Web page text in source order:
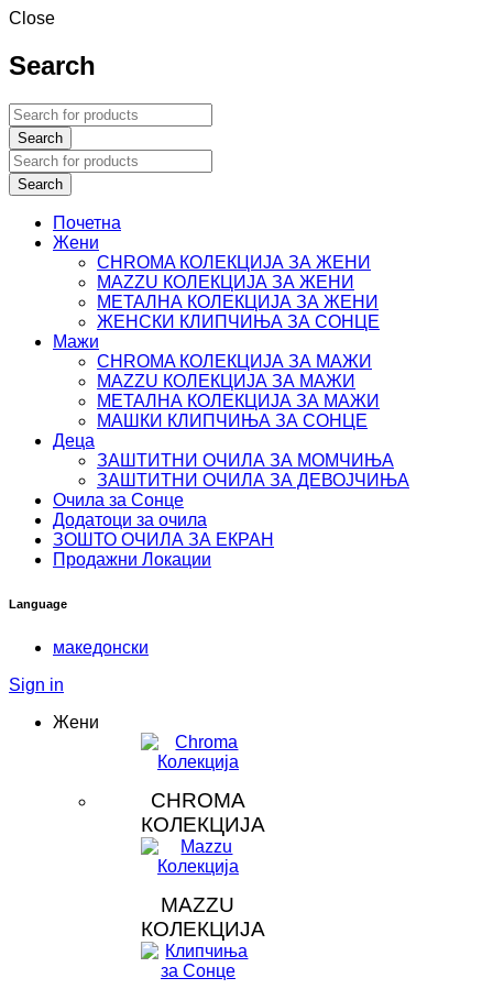
Close
Search
Почетна
Жени
CHROMA КОЛЕКЦИЈА ЗА ЖЕНИ
MAZZU КОЛЕКЦИЈА ЗА ЖЕНИ
МЕТАЛНА КОЛЕКЦИЈА ЗА ЖЕНИ
ЖЕНСКИ КЛИПЧИЊА ЗА СОНЦЕ
Мажи
CHROMA КОЛЕКЦИЈА ЗА МАЖИ
MAZZU КОЛЕКЦИЈА ЗА МАЖИ
МЕТАЛНА КОЛЕКЦИЈА ЗА МАЖИ
МАШКИ КЛИПЧИЊА ЗА СОНЦЕ
Деца
ЗАШТИТНИ ОЧИЛА ЗА МОМЧИЊА
ЗАШТИТНИ OЧИЛА ЗА ДЕВОЈЧИЊА
Очила за Сонце
Додатоци за очила
ЗOШТО ОЧИЛА ЗА ЕКРАН
Продажни Локации
Language
македонски
Sign in
Жени
CHROMA
КОЛЕКЦИЈА
MAZZU
КОЛЕКЦИЈА